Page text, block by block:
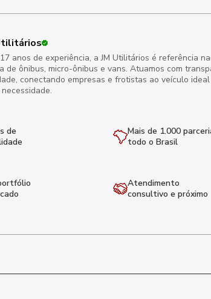
anos de experiência, a JM Utilitários é referência
de ônibus, micro-ônibus e vans. Atuamos com
conectando empresas e frotistas ao veículo
de
Mais de 1.000
todo o Brasil
Atendimento
consultivo e próximo